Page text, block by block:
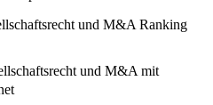
und M&A Ranking
und M&A mit